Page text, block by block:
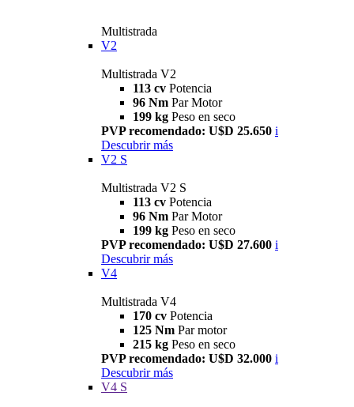
Multistrada
V2
Multistrada V2
113 cv Potencia
96 Nm Par Motor
199 kg Peso en seco
PVP recomendado: U$D 25.650 i
Descubrir más
V2 S
Multistrada V2 S
113 cv Potencia
96 Nm Par Motor
199 kg Peso en seco
PVP recomendado: U$D 27.600 i
Descubrir más
V4
Multistrada V4
170 cv Potencia
125 Nm Par motor
215 kg Peso en seco
PVP recomendado: U$D 32.000 i
Descubrir más
V4 S